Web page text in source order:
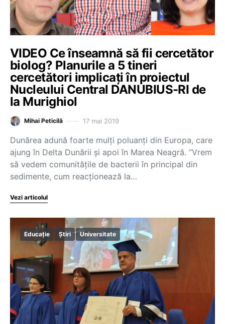
VIDEO Ce înseamnă să fii cercetător
biolog? Planurile a 5 tineri
cercetători implicați în proiectul
Nucleului Central DANUBIUS-RI de
la Murighiol
Mihai Peticilă 17 mai 2019
Dunărea adună foarte mulți poluanți din Europa, care
ajung în Delta Dunării și apoi în Marea Neagră. “Vrem
să vedem comunitățile de bacterii în principal din
sedimente, cum reacționează la…
Vezi articolul
Educație Știri Universitate